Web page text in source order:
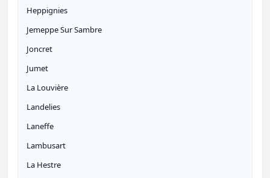
Heppignies
Jemeppe Sur Sambre
Joncret
Jumet
La Louvière
Landelies
Laneffe
Lambusart
La Hestre